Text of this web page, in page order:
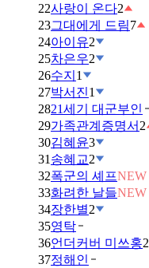
22사랑이 온다2
23그대에게 드림7
24아이유2
25차은우2
26수지 1
27박서진1
2821세기 대군부인
29가족관계증명서 2
30김혜윤3
31 송혜교2
32폭군의 셰프NEW
33화려한 날들NEW
34장한별2
35영탁
36언더커버 미쓰홍2
37정해인